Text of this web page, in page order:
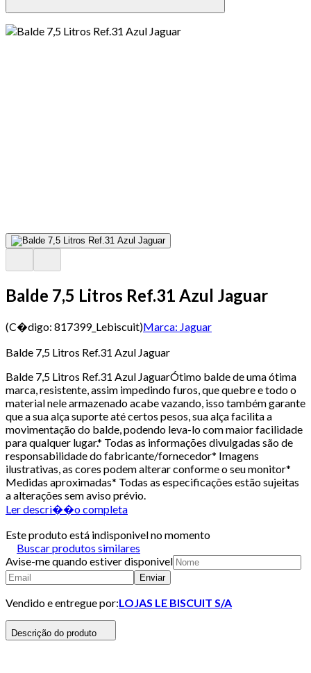
Balde 7,5 Litros Ref.31 Azul Jaguar
(C�digo: 817399_Lebiscuit)Marca: Jaguar
Balde 7,5 Litros Ref.31 Azul Jaguar
Balde 7,5 Litros Ref.31 Azul JaguarÓtimo balde de uma ótima
marca, resistente, assim impedindo furos, que quebre e todo o
material nele armazenado acabe vazando, isso também garante
que a sua alça suporte até certos pesos, sua alça facilita a
movimentação do balde, podendo leva-lo com maior facilidade
para qualquer lugar.* Todas as informações divulgadas são de
responsabilidade do fabricante/fornecedor* Imagens
ilustrativas, as cores podem alterar conforme o seu monitor*
Medidas aproximadas* Todas as especificações estão sujeitas
a alterações sem aviso prévio.
Ler descri��o completa
Este produto está indisponivel no momento
Buscar produtos similares
Avise-me quando estiver disponivel
Enviar
Vendido e entregue por:LOJAS LE BISCUIT S/A
Descrição do produto